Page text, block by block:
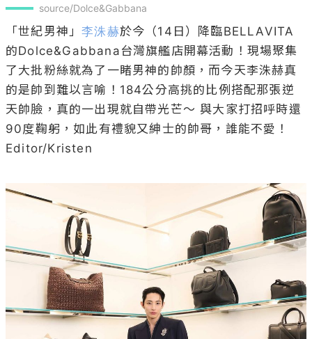
source/Dolce&Gabbana
「世紀男神」李洙赫於今（14日）降臨BELLAVITA
的Dolce&Gabbana台灣旗艦店開幕活動！現場聚集
了大批粉絲就為了一睹男神的帥顏，而今天李洙赫真
的是帥到難以言喻！184公分高挑的比例搭配那張逆
天帥臉，真的一出現就自帶光芒～ 與大家打招呼時還
90度鞠躬，如此有禮貌又紳士的帥哥，誰能不愛！
Editor/Kristen